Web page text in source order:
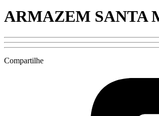
ARMAZEM SANTA
Compartilhe